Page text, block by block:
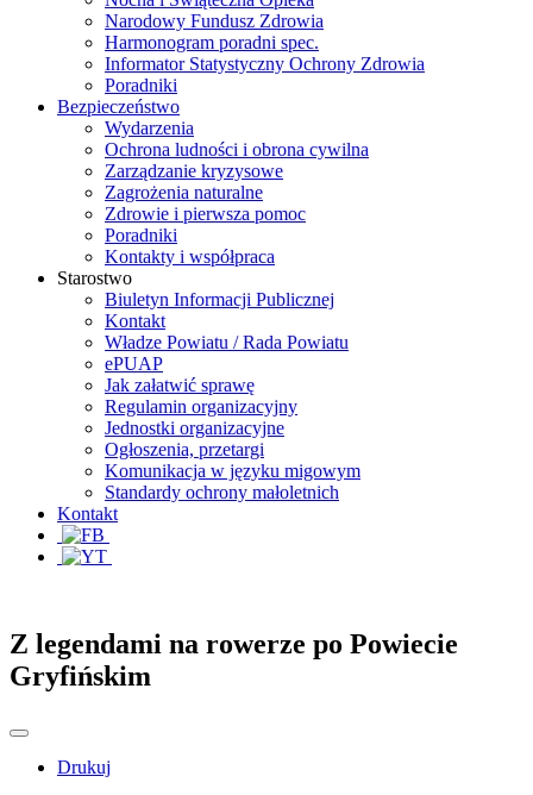
Narodowy Fundusz Zdrowia
Harmonogram poradni spec.
Informator Statystyczny Ochrony Zdrowia
Poradniki
Bezpieczeństwo
Wydarzenia
Ochrona ludności i obrona cywilna
Zarządzanie kryzysowe
Zagrożenia naturalne
Zdrowie i pierwsza pomoc
Poradniki
Kontakty i współpraca
Starostwo
Biuletyn Informacji Publicznej
Kontakt
Władze Powiatu / Rada Powiatu
ePUAP
Jak załatwić sprawę
Regulamin organizacyjny
Jednostki organizacyjne
Ogłoszenia, przetargi
Komunikacja w języku migowym
Standardy ochrony małoletnich
Kontakt
Z legendami na rowerze po Powiecie
Gryfińskim
Drukuj